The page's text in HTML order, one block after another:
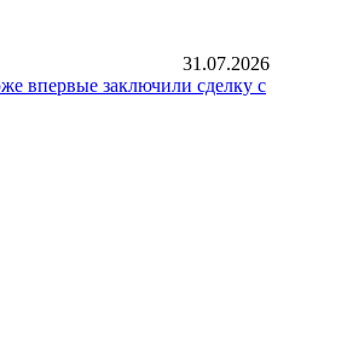
31.07.2026
впервые заключили сделку с